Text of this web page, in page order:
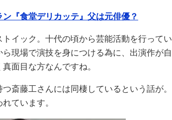
『食堂デリカッテ』父は元俳優？
イック。十代の頃から芸能活動を行ってい
現場で演技を身につける為に、出演作が自
面目な方なんですね。
斎藤工さんには同棲しているという話が。
ています。